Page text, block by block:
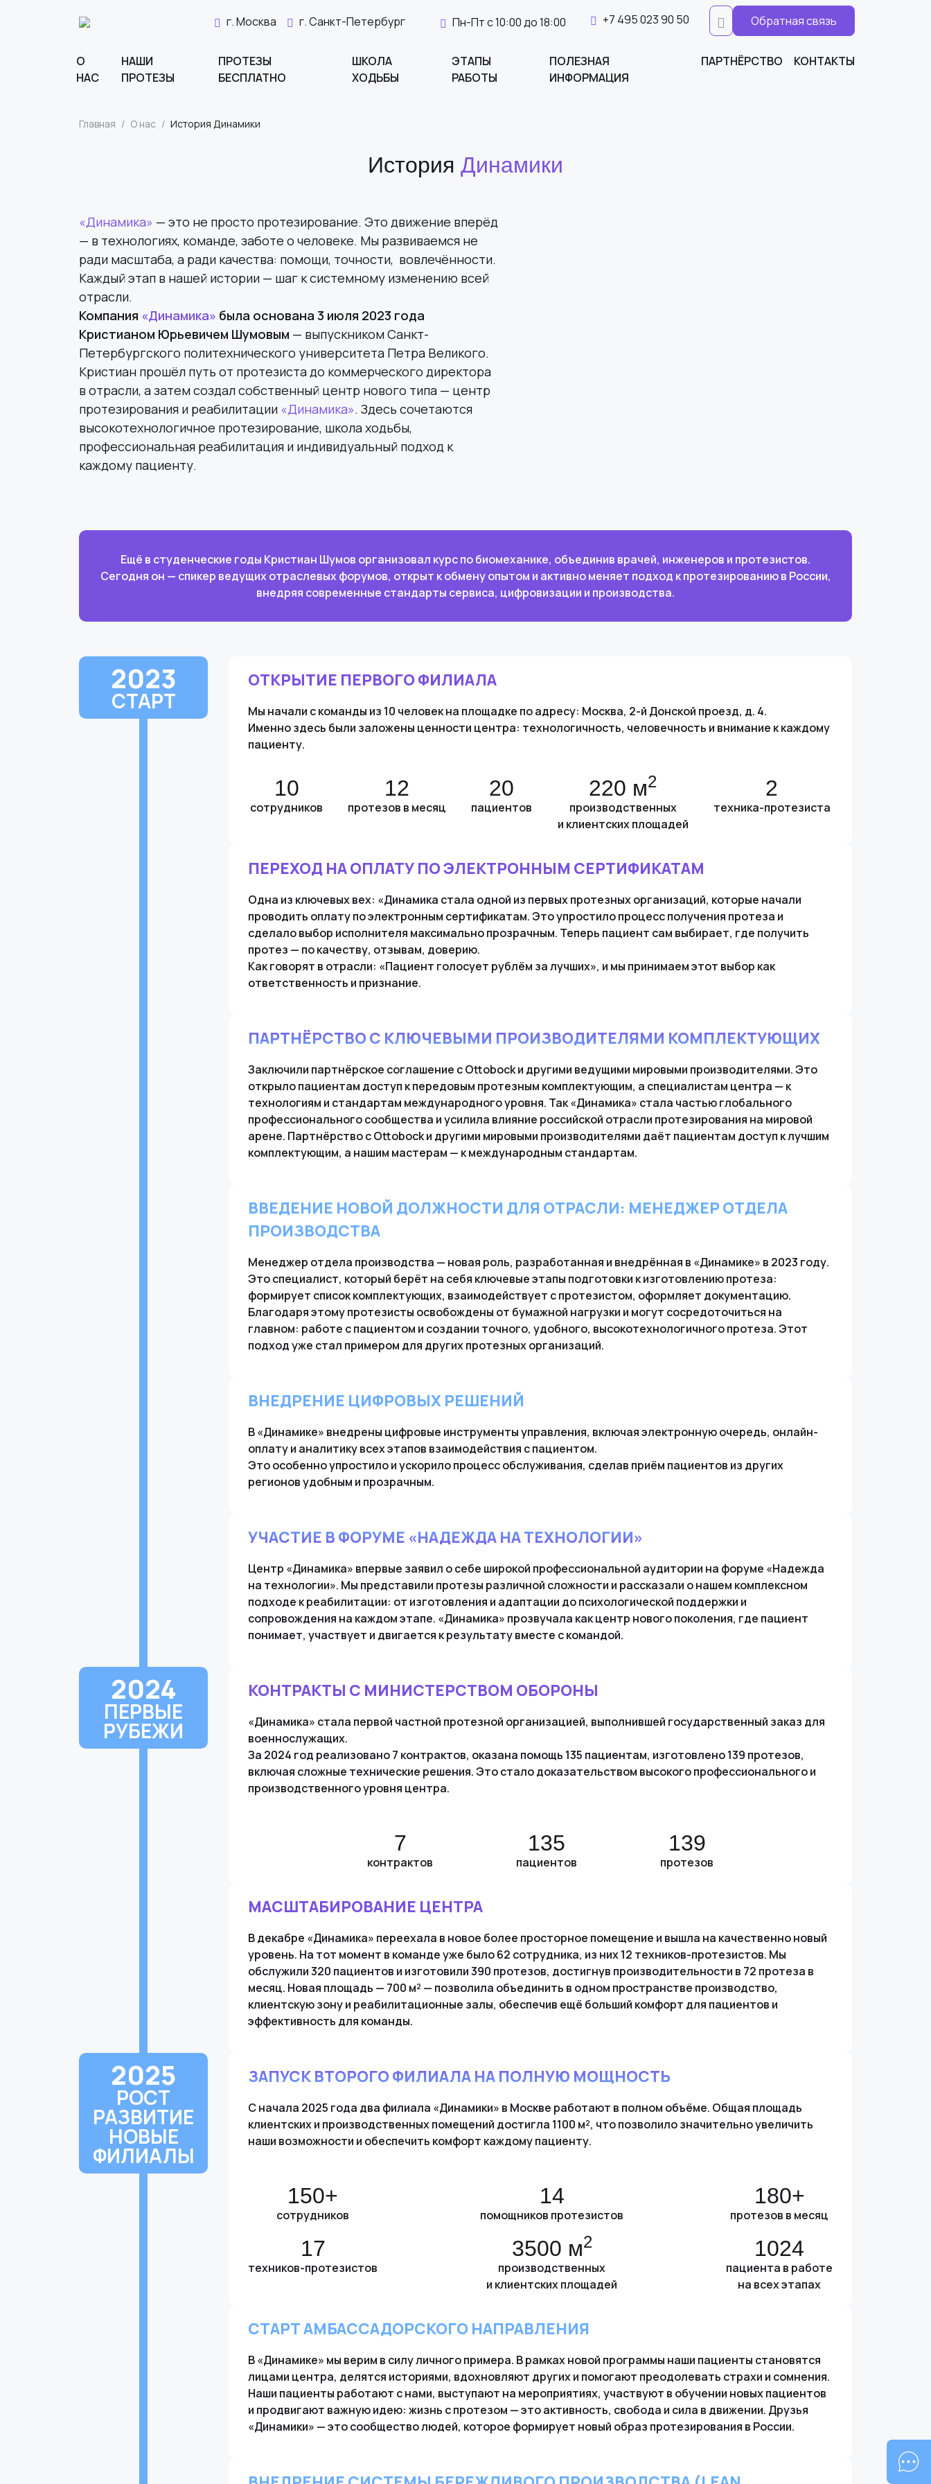
г. Москва г. Санкт-Петербург Пн-Пт с 10:00 до 18:00 +7 495 023 90 50 Обратная связь
О
НАС
НАШИ
ПРОТЕЗЫ
ПРОТЕЗЫ
БЕСПЛАТНО
ШКОЛА
ХОДЬБЫ
ЭТАПЫ
РАБОТЫ
ПОЛЕЗНАЯ
ИНФОРМАЦИЯ
ПАРТНЁРСТВО КОНТАКТЫ
Главная / О нас / История Динамики
История Динамики
«Динамика» — это не просто протезирование. Это движение вперёд
— в технологиях, команде, заботе о человеке. Мы развиваемся не
ради масштаба, а ради качества: помощи, точности, вовлечённости.
Каждый этап в нашей истории — шаг к системному изменению всей
отрасли.
Компания «Динамика» была основана 3 июля 2023 года
Кристианом Юрьевичем Шумовым — выпускником Санкт-
Петербургского политехнического университета Петра Великого.
Кристиан прошёл путь от протезиста до коммерческого директора
в отрасли, а затем создал собственный центр нового типа — центр
протезирования и реабилитации «Динамика». Здесь сочетаются
высокотехнологичное протезирование, школа ходьбы,
профессиональная реабилитация и индивидуальный подход к
каждому пациенту.
Ещё в студенческие годы Кристиан Шумов организовал курс по биомеханике, объединив врачей, инженеров и протезистов.
Сегодня он — спикер ведущих отраслевых форумов, открыт к обмену опытом и активно меняет подход к протезированию в России,
внедряя современные стандарты сервиса, цифровизации и производства.
2023
СТАРТ
ОТКРЫТИЕ ПЕРВОГО ФИЛИАЛА
Мы начали с команды из 10 человек на площадке по адресу: Москва, 2-й Донской проезд, д. 4.
Именно здесь были заложены ценности центра: технологичность, человечность и внимание к каждому
пациенту.
10
сотрудников
12
протезов в месяц
20
пациентов
220 м2
производственных
и клиентских площадей
2
техника-протезиста
ПЕРЕХОД НА ОПЛАТУ ПО ЭЛЕКТРОННЫМ СЕРТИФИКАТАМ
Одна из ключевых вех: «Динамика стала одной из первых протезных организаций, которые начали
проводить оплату по электронным сертификатам. Это упростило процесс получения протеза и
сделало выбор исполнителя максимально прозрачным. Теперь пациент сам выбирает, где получить
протез — по качеству, отзывам, доверию.
Как говорят в отрасли: «Пациент голосует рублём за лучших», и мы принимаем этот выбор как
ответственность и признание.
ПАРТНЁРСТВО С КЛЮЧЕВЫМИ ПРОИЗВОДИТЕЛЯМИ КОМПЛЕКТУЮЩИХ
Заключили партнёрское соглашение с Ottobock и другими ведущими мировыми производителями. Это
открыло пациентам доступ к передовым протезным комплектующим, а специалистам центра — к
технологиям и стандартам международного уровня. Так «Динамика» стала частью глобального
профессионального сообщества и усилила влияние российской отрасли протезирования на мировой
арене. Партнёрство с Ottobock и другими мировыми производителями даёт пациентам доступ к лучшим
комплектующим, а нашим мастерам — к международным стандартам.
ВВЕДЕНИЕ НОВОЙ ДОЛЖНОСТИ ДЛЯ ОТРАСЛИ: МЕНЕДЖЕР ОТДЕЛА
ПРОИЗВОДСТВА
Менеджер отдела производства — новая роль, разработанная и внедрённая в «Динамике» в 2023 году.
Это специалист, который берёт на себя ключевые этапы подготовки к изготовлению протеза:
формирует список комплектующих, взаимодействует с протезистом, оформляет документацию.
Благодаря этому протезисты освобождены от бумажной нагрузки и могут сосредоточиться на
главном: работе с пациентом и создании точного, удобного, высокотехнологичного протеза. Этот
подход уже стал примером для других протезных организаций.
ВНЕДРЕНИЕ ЦИФРОВЫХ РЕШЕНИЙ
В «Динамике» внедрены цифровые инструменты управления, включая электронную очередь, онлайн-
оплату и аналитику всех этапов взаимодействия с пациентом.
Это особенно упростило и ускорило процесс обслуживания, сделав приём пациентов из других
регионов удобным и прозрачным.
УЧАСТИЕ В ФОРУМЕ «НАДЕЖДА НА ТЕХНОЛОГИИ»
Центр «Динамика» впервые заявил о себе широкой профессиональной аудитории на форуме «Надежда
на технологии». Мы представили протезы различной сложности и рассказали о нашем комплексном
подходе к реабилитации: от изготовления и адаптации до психологической поддержки и
сопровождения на каждом этапе. «Динамика» прозвучала как центр нового поколения, где пациент
понимает, участвует и двигается к результату вместе с командой.
2024
ПЕРВЫЕ
РУБЕЖИ
КОНТРАКТЫ С МИНИСТЕРСТВОМ ОБОРОНЫ
«Динамика» стала первой частной протезной организацией, выполнившей государственный заказ для
военнослужащих.
За 2024 год реализовано 7 контрактов, оказана помощь 135 пациентам, изготовлено 139 протезов,
включая сложные технические решения. Это стало доказательством высокого профессионального и
производственного уровня центра.
7
контрактов
135
пациентов
139
протезов
МАСШТАБИРОВАНИЕ ЦЕНТРА
В декабре «Динамика» переехала в новое более просторное помещение и вышла на качественно новый
уровень. На тот момент в команде уже было 62 сотрудника, из них 12 техников-протезистов. Мы
обслужили 320 пациентов и изготовили 390 протезов, достигнув производительности в 72 протеза в
месяц. Новая площадь — 700 м² — позволила объединить в одном пространстве производство,
клиентскую зону и реабилитационные залы, обеспечив ещё больший комфорт для пациентов и
эффективность для команды.
2025
РОСТ
РАЗВИТИЕ
НОВЫЕ
ФИЛИАЛЫ
ЗАПУСК ВТОРОГО ФИЛИАЛА НА ПОЛНУЮ МОЩНОСТЬ
С начала 2025 года два филиала «Динамики» в Москве работают в полном объёме. Общая площадь
клиентских и производственных помещений достигла 1100 м², что позволило значительно увеличить
наши возможности и обеспечить комфорт каждому пациенту.
150+
сотрудников
14
помощников протезистов
180+
протезов в месяц
17
техников-­протезистов
3500 м2
производственных
и клиентских площадей
1024
пациента в работе
на всех этапах
СТАРТ АМБАССАДОРСКОГО НАПРАВЛЕНИЯ
В «Динамике» мы верим в силу личного примера. В рамках новой программы наши пациенты становятся
лицами центра, делятся историями, вдохновляют других и помогают преодолевать страхи и сомнения.
Наши пациенты работают с нами, выступают на мероприятиях, участвуют в обучении новых пациентов
и продвигают важную идею: жизнь с протезом — это активность, свобода и сила в движении. Друзья
«Динамики» — это сообщество людей, которое формирует новый образ протезирования в России.